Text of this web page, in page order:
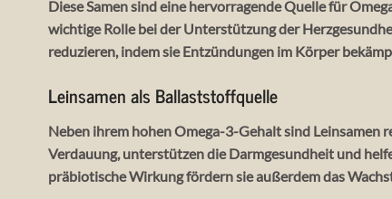
Diese Samen sind eine hervorragende Quelle für
wichtige Rolle bei der Unterstützung der
reduzieren, indem sie Entzündungen im Körper
Leinsamen als Ballaststoffquelle
Neben ihrem hohen Omega-3-Gehalt sind Leinsamen
Verdauung, unterstützen die Darmgesundheit und
präbiotische Wirkung fördern sie außerdem das